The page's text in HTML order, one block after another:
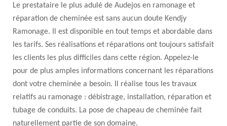
Le prestataire le plus adulé de Audejos en ramonage et
réparation de cheminée est sans aucun doute Kendjy
Ramonage. Il est disponible en tout temps et abordable dans
les tarifs. Ses réalisations et réparations ont toujours satisfait
les clients les plus difficiles dans cette région. Appelez-le
pour de plus amples informations concernant les réparations
dont votre cheminée a besoin. Il réalise tous les travaux
relatifs au ramonage : débistrage, installation, réparation et
tubage de conduits. La pose de chapeau de cheminée fait
naturellement partie de son domaine.